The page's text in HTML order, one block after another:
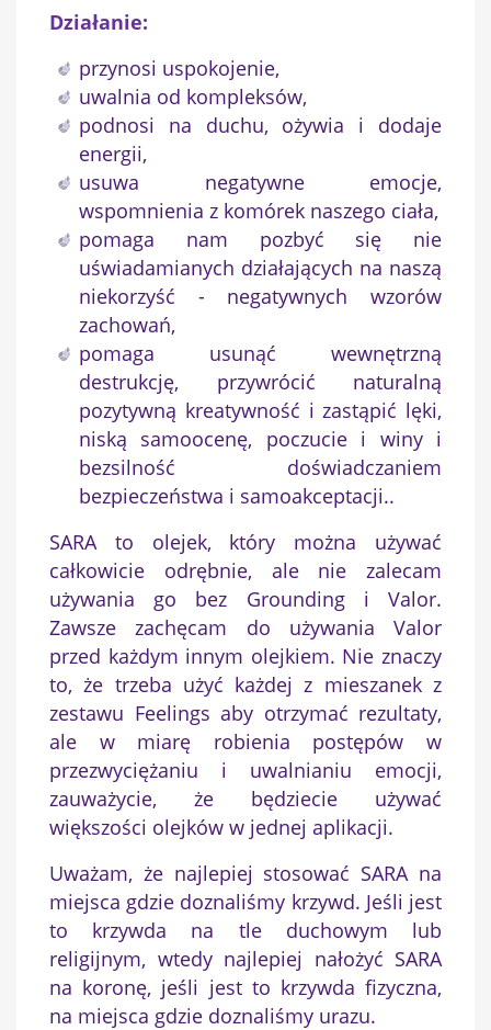
Działanie:
przynosi uspokojenie,
uwalnia od kompleksów,
podnosi na duchu, ożywia i dodaje
energii,
usuwa negatywne emocje,
wspomnienia z komórek naszego ciała,
pomaga nam pozbyć się nie
uświadamianych działających na naszą
niekorzyść - negatywnych wzorów
zachowań,
pomaga usunąć wewnętrzną
destrukcję, przywrócić naturalną
pozytywną kreatywność i zastąpić lęki,
niską samoocenę, poczucie i winy i
bezsilność doświadczaniem
bezpieczeństwa i samoakceptacji..
SARA to olejek, który można używać
całkowicie odrębnie, ale nie zalecam
używania go bez Grounding i Valor.
Zawsze zachęcam do używania Valor
przed każdym innym olejkiem. Nie znaczy
to, że trzeba użyć każdej z mieszanek z
zestawu Feelings aby otrzymać rezultaty,
ale w miarę robienia postępów w
przezwyciężaniu i uwalnianiu emocji,
zauważycie, że będziecie używać
większości olejków w jednej aplikacji.
Uważam, że najlepiej stosować SARA na
miejsca gdzie doznaliśmy krzywd. Jeśli jest
to krzywda na tle duchowym lub
religijnym, wtedy najlepiej nałożyć SARA
na koronę, jeśli jest to krzywda fizyczna,
na miejsca gdzie doznaliśmy urazu.
Utwórz listę życzeń ×
Nazwa listy życzeń
Anuluj